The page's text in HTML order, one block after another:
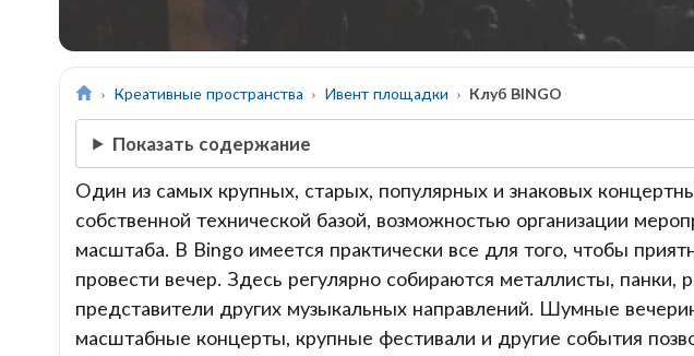
Креативные пространства Ивент площадки Клуб BINGO
Показать содержание
Один из самых крупных, старых, популярных и знаковых
собственной технической базой, возможностью организации
масштаба. В Bingo имеется практически все для того, чтобы
провести вечер. Здесь регулярно собираются металлисты, панки,
представители других музыкальных направлений. Шумные
масштабные концерты, крупные фестивали и другие события